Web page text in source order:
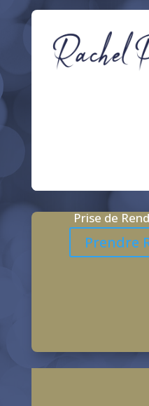
Prise de
Prendre